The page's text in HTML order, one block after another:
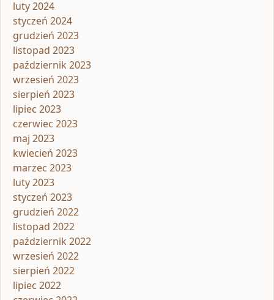
luty 2024
styczeń 2024
grudzień 2023
listopad 2023
październik 2023
wrzesień 2023
sierpień 2023
lipiec 2023
czerwiec 2023
maj 2023
kwiecień 2023
marzec 2023
luty 2023
styczeń 2023
grudzień 2022
listopad 2022
październik 2022
wrzesień 2022
sierpień 2022
lipiec 2022